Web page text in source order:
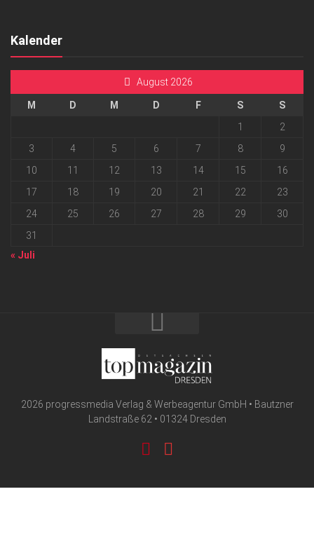
Kalender
August 2026
M D M D F S
S
1
2
3
4 5 6 7 8
9
10
11 12 13 14 15
16
17
18 19 20 21 22
23
24
25 26 27 28 29
30
31
« Juli
2026 progressmedia Verlag & Werbeagentur GmbH • Bautzner
Landstraße 62 • 01324 Dresden